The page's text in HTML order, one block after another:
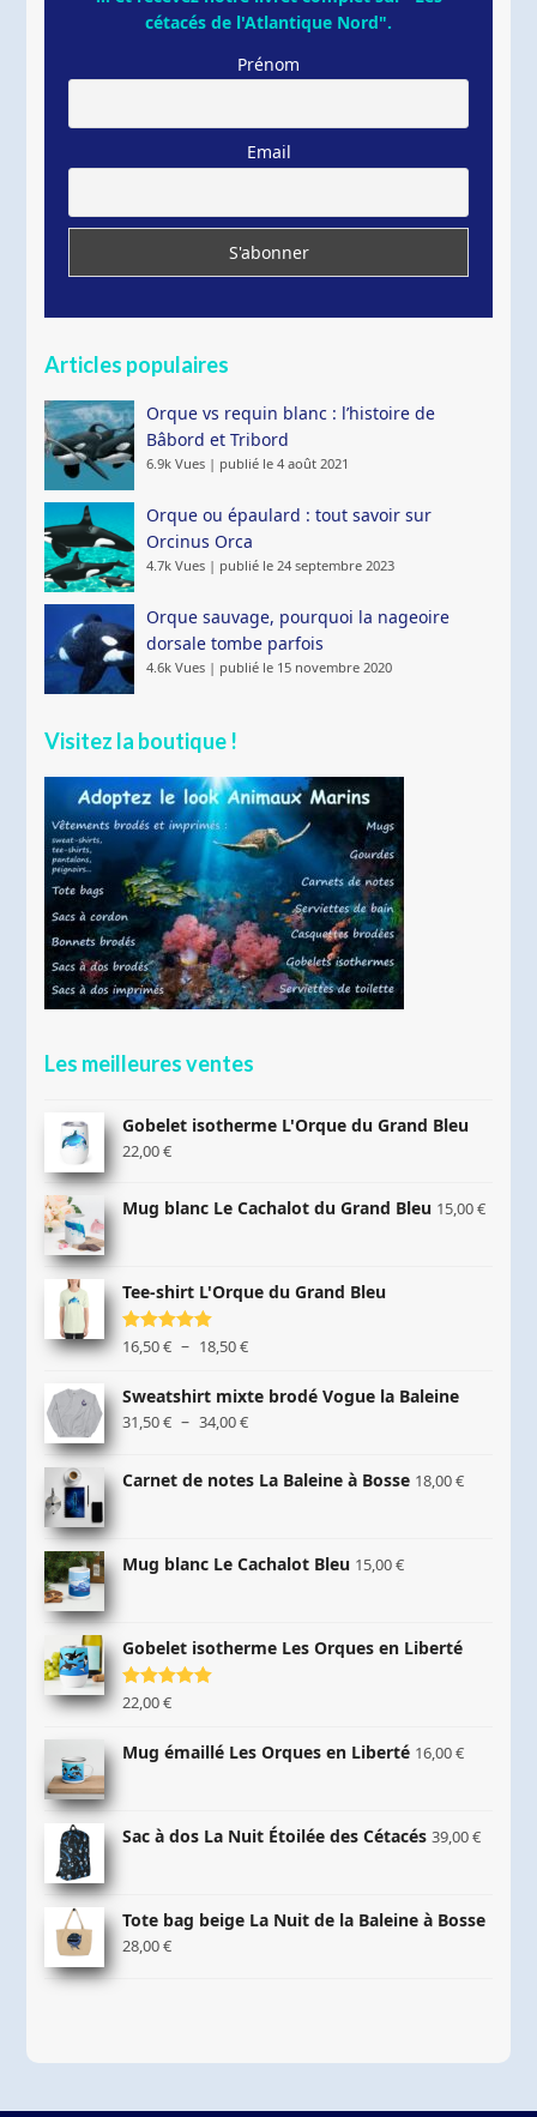
cétacés de l'Atlantique Nord".
Prénom
Email
Articles populaires
Orque vs requin blanc : l’histoire de
Bâbord et Tribord
6.9k Vues | publié le 4 août 2021
Orque ou épaulard : tout savoir sur
Orcinus Orca
4.7k Vues | publié le 24 septembre 2023
Orque sauvage, pourquoi la nageoire
dorsale tombe parfois
4.6k Vues | publié le 15 novembre 2020
Visitez la boutique !
Les meilleures ventes
Gobelet isotherme L'Orque du Grand Bleu
22,00€
Mug blanc Le Cachalot du Grand Bleu 15,00€
Tee-shirt L'Orque du Grand Bleu
Note 5.00
16,50€ – 18,50€Plage
prix :
16,50 €
18,50 €
Sweatshirt mixte brodé Vogue la Baleine
31,50€ – 34,00€Plage
prix :
Carnet de notes La Baleine à Bosse 18,00€
Mug blanc Le Cachalot Bleu 15,00€
Gobelet isotherme Les Orques en Liberté
Note 5.00
22,00€
Mug émaillé Les Orques en Liberté 16,00€
Sac à dos La Nuit Étoilée des Cétacés 39,00€
Tote bag beige La Nuit de la Baleine à Bosse
28,00€